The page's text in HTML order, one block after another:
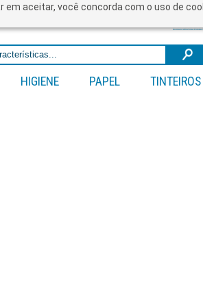
aceitar, você concorda com o uso de
HIGIENE PAPEL